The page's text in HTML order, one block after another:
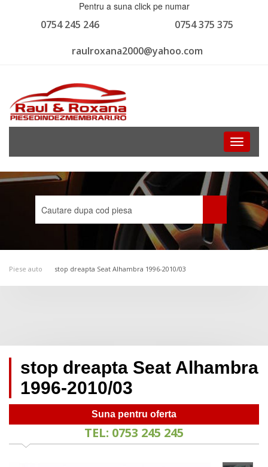
Pentru a suna click pe numar
0754 375 375
0754 245 246
raulroxana2000@yahoo.com
Toggle
Piese auto stop dreapta Seat Alhambra 1996-2010/03
stop dreapta Seat Alhambra
1996-2010/03
Suna pentru oferta
TEL: 0753 245 245